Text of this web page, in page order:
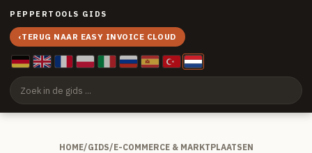
PEPPERTOOLS GIDS
‹TERUG NAAR EASY INVOICE CLOUD
HOME/GIDS/E-COMMERCE & MARKTPLAATSEN